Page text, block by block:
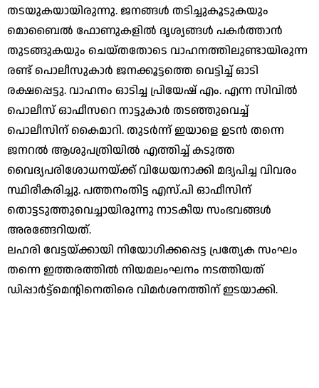
തടയുകയായിരുന്നു. ജനങ്ങള്‍ തടിച്ചുകൂടുകയും
മൊബൈല്‍ ഫോണുകളില്‍ ദൃശ്യങ്ങള്‍ പകര്‍ത്താന്‍
തുടങ്ങുകയും ചെയ്തതോടെ വാഹനത്തിലുണ്ടായിരുന്ന
രണ്ട് പൊലീസുകാര്‍ ജനക്കൂട്ടത്തെ വെട്ടിച്ച് ഓടി
രക്ഷപ്പെട്ടു. വാഹനം ഓടിച്ച പ്രിയേഷ് എം. എന്ന സിവില്‍
പൊലീസ് ഓഫീസറെ നാട്ടുകാര്‍ തടഞ്ഞുവെച്ച്
പൊലീസിന് കൈമാറി. തുടര്‍ന്ന് ഇയാളെ ഉടന്‍ തന്നെ
ജനറല്‍ ആശുപത്രിയില്‍ എത്തിച്ച് കടുത്ത
വൈദ്യപരിശോധനയ്ക്ക് വിധേയനാക്കി മദ്യപിച്ച വിവരം
സ്ഥിരീകരിച്ചു. പത്തനംതിട്ട എസ്.പി ഓഫീസിന്
തൊട്ടടുത്തുവെച്ചായിരുന്നു നാടകീയ സംഭവങ്ങള്‍
അരങ്ങേറിയത്.
ലഹരി വേട്ടയ്ക്കായി നിയോഗിക്കപ്പെട്ട പ്രത്യേക സംഘം
തന്നെ ഇത്തരത്തില്‍ നിയമലംഘനം നടത്തിയത്
ഡിപ്പാര്‍ട്ട്‌മെന്റിനെതിരെ വിമര്‍ശനത്തിന് ഇടയാക്കി.